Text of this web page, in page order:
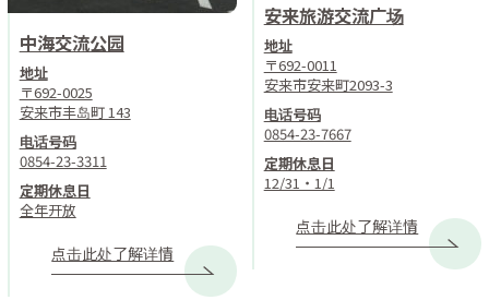
中海交流公园
地址
〒692-0025
安来市丰岛町 143
电话号码
0854-23-3311
定期休息日
全年开放
点击此处了解详情
安来旅游交流广场
地址
〒692-0011
安来市安来町2093-3
电话号码
0854-23-7667
定期休息日
12/31・1/1
点击此处了解详情